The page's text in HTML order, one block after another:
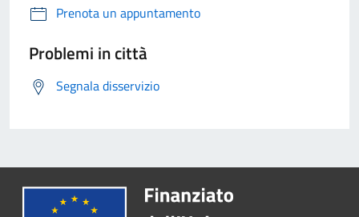
Prenota un appuntamento
Problemi in città
Segnala disservizio